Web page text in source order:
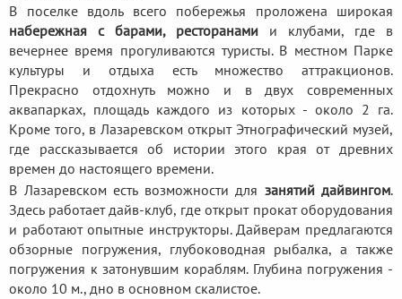
В поселке вдоль всего побережья проложена широкая
набережная с барами, ресторанами и клубами, где в
вечернее время прогуливаются туристы. В местном Парке
культуры и отдыха есть множество аттракционов.
Прекрасно отдохнуть можно и в двух современных
аквапарках, площадь каждого из которых - около 2 га.
Кроме того, в Лазаревском открыт Этнографический музей,
где рассказывается об истории этого края от древних
времен до настоящего времени.
В Лазаревском есть возможности для занятий дайвингом.
Здесь работает дайв-клуб, где открыт прокат оборудования
и работают опытные инструкторы. Дайверам предлагаются
обзорные погружения, глубоководная рыбалка, а также
погружения к затонувшим кораблям. Глубина погружения -
около 10 м., дно в основном скалистое.